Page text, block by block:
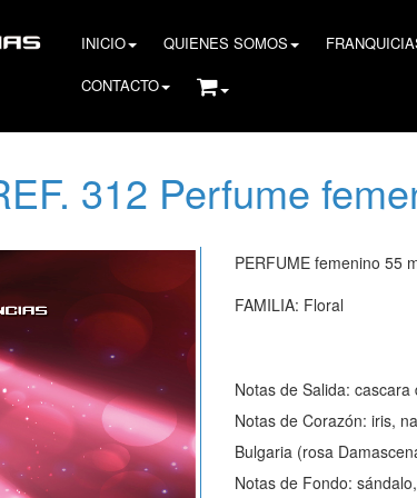
INICIO QUIENES SOMOS
CONTACTO
312 Perfume
PERFUME femenino 55
FAMILIA: Floral
Notas de Salida: cascara
Notas de Corazón: iris,
Bulgaria (rosa
Notas de Fondo: